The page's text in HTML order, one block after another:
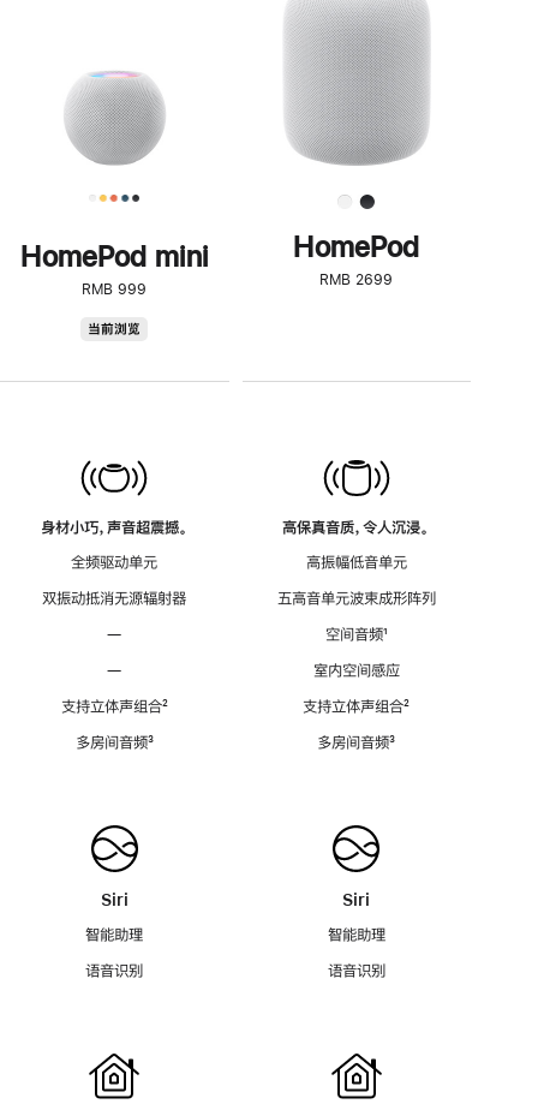
HomePod mini
RMB 999
当前浏览
身材小巧，声音超震撼。
全频驱动单元
双振动抵消无源辐射器
—
—
支持立体声组合脚
²
多房间音频脚
³
Siri
智能助理
语音识别
了
解
HomePod<
HomePod
RMB 2699
高保真音质，令人沉浸。
高振幅低音单元
五高音单元波束成形阵列
空间音频脚
¹
室内空间感应
支持立体声组合脚
²
多房间音频脚
³
Siri
智能助理
语音识别